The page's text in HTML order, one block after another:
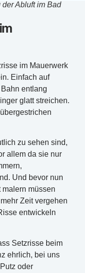
Abluft im Bad
im Mauerwerk
Einfach auf
entlang
glatt streichen.
zu sehen sind,
allem da sie nur
Und bevor nun
müssen
Zeit vergehen
entwickeln
Setzrisse beim
ehrlich, bei uns
oder